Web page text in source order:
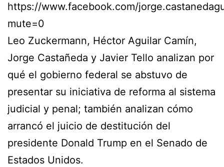
https://www.facebook.com/
mute=0
Leo Zuckermann, Héctor Aguilar Camín,
Jorge Castañeda y Javier Tello analizan por
qué el gobierno federal se abstuvo de
presentar su iniciativa de reforma al sistema
judicial y penal; también analizan cómo
arrancó el juicio de destitución del
presidente Donald Trump en el Senado de
Estados Unidos.